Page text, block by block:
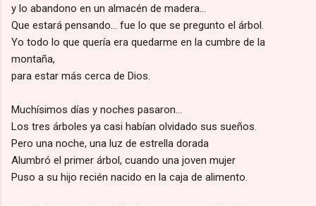
y lo abandono en un almacén de madera…
Que estará pensando… fue lo que se pregunto el árbol.
Yo todo lo que quería era quedarme en la cumbre de la
montaña,
para estar más cerca de Dios.
Muchísimos días y noches pasaron…
Los tres árboles ya casi habían olvidado sus sueños.
Pero una noche, una luz de estrella dorada
Alumbró el primer árbol, cuando una joven mujer
Puso a su hijo recién nacido en la caja de alimento.